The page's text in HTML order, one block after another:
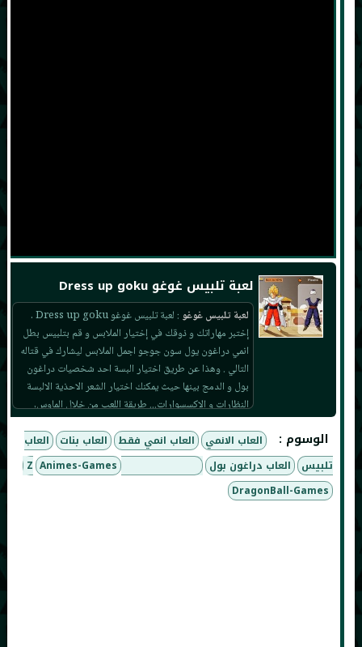
لعبة تلبيس غوغو Dress up goku
لعبة تلبيس غوغو
: لعبة تلبيس غوغو Dress up goku .
إختبر مهاراتك و ذوقك في إختيار الملابس و قم بتلبيس بطل
انمي دراغون يول سون جوجو اجمل الملابس ليشارك في قتاله
التالي . وهذا عن طريق اختيار البسة احد شخصيات دراغون
بول و الدمج بينها حيث يمكنك اختيار الشعر الاحذية الالبسة
النظارات و الاكسسوارات... طريقة اللعب من خلال الماوس,
هذه من افضل العاب dragon ball z ,افلام انمى للكبار فقط
اون لاين, العاب افلام انمي , العاب اكشن انمي , العاب اكشن
دراغون بول زد, العاب انمى للبالغين , العاب انمى للصغار , العاب
انمى للكبار , العاب انمى مجانا , العاب انمي , العاب انمي 2019 ,
الوسوم : العاب الانمي العاب انمي فقط العاب بنات
العاب
تلبيس
العاب دراغون بول
Animes-Games
DragonBall-Games